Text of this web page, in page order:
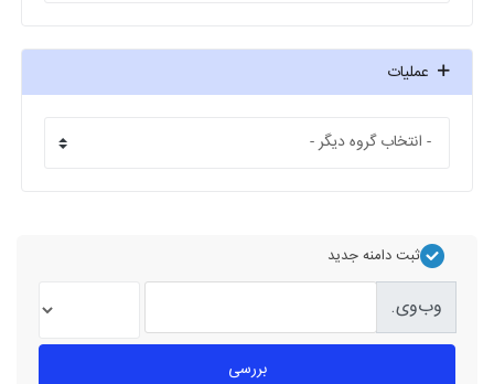
عملیات
ثبت دامنه جدید
وب‌وی.
بررسی